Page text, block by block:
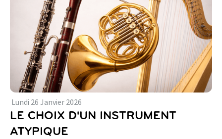
Lundi 26 Janvier 2026
LE CHOIX D'UN INSTRUMENT
ATYPIQUE